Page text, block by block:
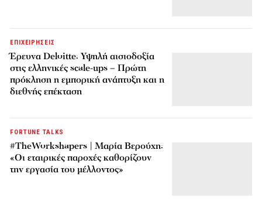
ΕΠΙΧΕΙΡΗΣΕΙΣ
Έρευνα Deloitte: Υψηλή αισιοδοξία
στις ελληνικές scale-ups – Πρώτη
πρόκληση η εμπορική ανάπτυξη και η
διεθνής επέκταση
FORTUNE TALKS
#TheWorkshapers | Μαρία Βερούχη:
«Οι εταιρικές παροχές καθορίζουν
την εργασία του μέλλοντος»